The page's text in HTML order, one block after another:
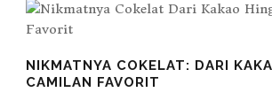
NIKMATNYA COKELAT: DARI
CAMILAN FAVORIT